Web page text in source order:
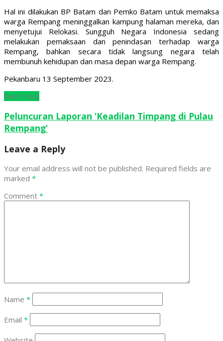
Hal ini dilakukan BP Batam dan Pemko Batam untuk memaksa
warga Rempang meninggalkan kampung halaman mereka, dan
menyetujui Relokasi. Sungguh Negara Indonesia sedang
melakukan pemaksaan dan penindasan terhadap warga
Rempang, bahkan secara tidak langsung negara telah
membunuh kehidupan dan masa depan warga Rempang.
Pekanbaru 13 September 2023.
Next Post
Peluncuran Laporan ‘Keadilan Timpang di Pulau
Rempang’
Leave a Reply
Your email address will not be published. Required fields are
marked *
Comment *
Name *
Email *